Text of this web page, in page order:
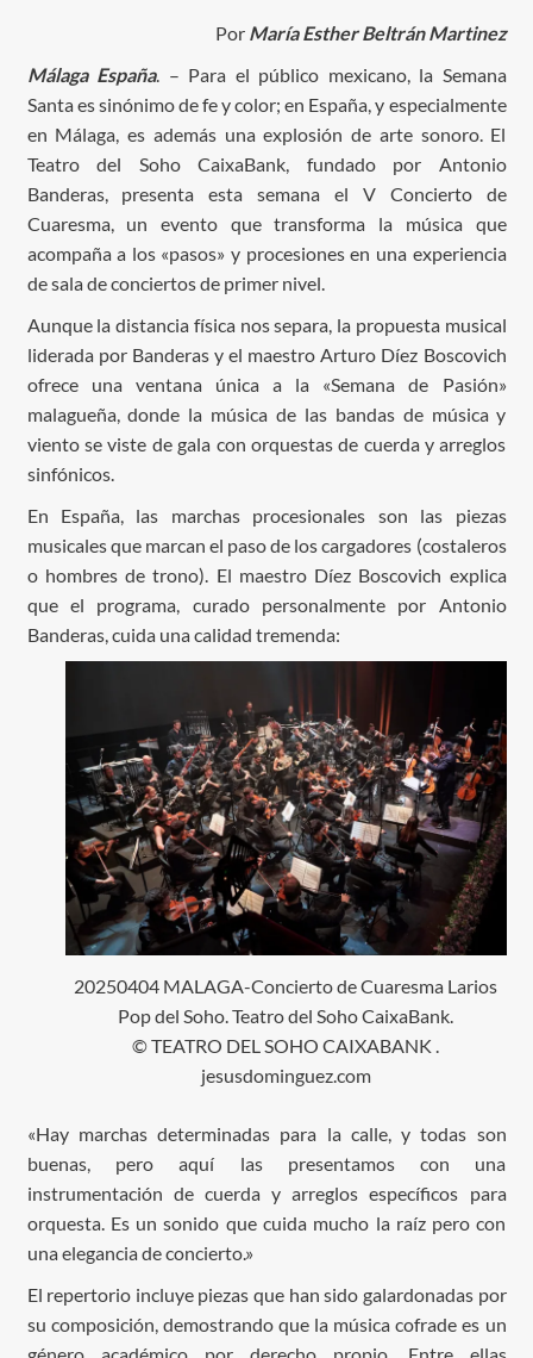
Por María Esther Beltrán Martinez
Málaga España. – Para el público mexicano, la Semana
Santa es sinónimo de fe y color; en España, y especialmente
en Málaga, es además una explosión de arte sonoro. El
Teatro del Soho CaixaBank, fundado por Antonio
Banderas, presenta esta semana el V Concierto de
Cuaresma, un evento que transforma la música que
acompaña a los «pasos» y procesiones en una experiencia
de sala de conciertos de primer nivel.
Aunque la distancia física nos separa, la propuesta musical
liderada por Banderas y el maestro Arturo Díez Boscovich
ofrece una ventana única a la «Semana de Pasión»
malagueña, donde la música de las bandas de música y
viento se viste de gala con orquestas de cuerda y arreglos
sinfónicos.
En España, las marchas procesionales son las piezas
musicales que marcan el paso de los cargadores (costaleros
o hombres de trono). El maestro Díez Boscovich explica
que el programa, curado personalmente por Antonio
Banderas, cuida una calidad tremenda:
20250404 MALAGA-Concierto de Cuaresma Larios
Pop del Soho. Teatro del Soho CaixaBank.
© TEATRO DEL SOHO CAIXABANK .
jesusdominguez.com
«Hay marchas determinadas para la calle, y todas son
buenas, pero aquí las presentamos con una
instrumentación de cuerda y arreglos específicos para
orquesta. Es un sonido que cuida mucho la raíz pero con
una elegancia de concierto.»
El repertorio incluye piezas que han sido galardonadas por
su composición, demostrando que la música cofrade es un